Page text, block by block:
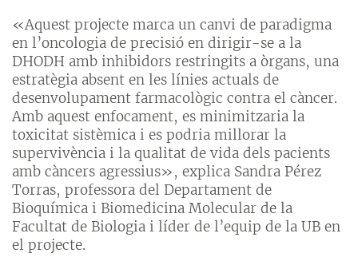
«Aquest projecte marca un canvi de paradigma
en l’oncologia de precisió en dirigir-se a la
DHODH amb inhibidors restringits a òrgans, una
estratègia absent en les línies actuals de
desenvolupament farmacològic contra el càncer.
Amb aquest enfocament, es minimitzaria la
toxicitat sistèmica i es podria millorar la
supervivència i la qualitat de vida dels pacients
amb càncers agressius», explica Sandra Pérez
Torras, professora del Departament de
Bioquímica i Biomedicina Molecular de la
Facultat de Biologia i líder de l’equip de la UB en
el projecte.